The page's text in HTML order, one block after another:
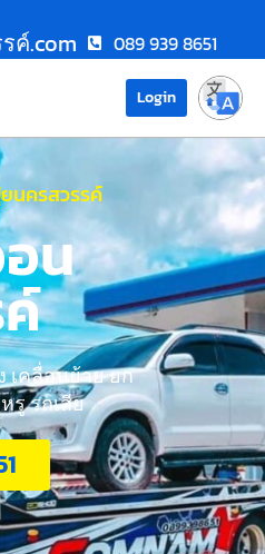
ค์.com 089 939 8651
Login
นครสวรรค์
น
เคลื่อนย้าย ยก
รู รถเสีย